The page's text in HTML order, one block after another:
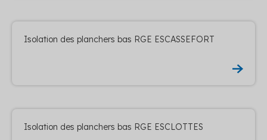
Isolation des planchers bas RGE ESCASSEFORT
Isolation des planchers bas RGE ESCLOTTES